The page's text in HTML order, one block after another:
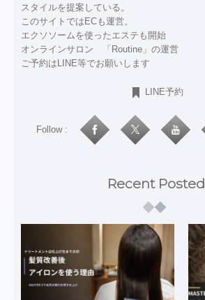
スタイルを提案している。
このサイトではECも運営。
エクソソームを使ったエステも開始
オンラインサロン 「Routine」の運営
ご予約はLINE等でお願いします
LINE予約
Follow :
Recent Posted